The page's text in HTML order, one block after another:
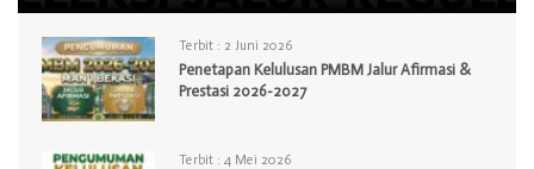
Terbit : 2 Juni 2026
Penetapan Kelulusan PMBM Jalur Afirmasi &
Prestasi 2026-2027
Terbit : 4 Mei 2026